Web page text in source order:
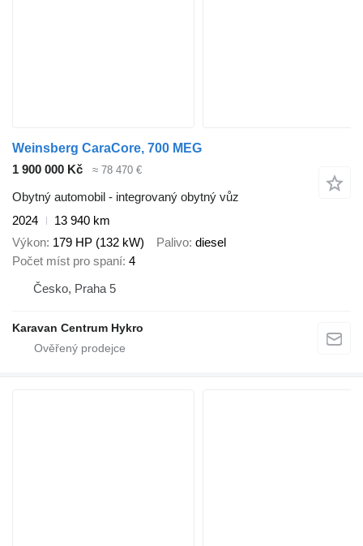
Weinsberg CaraCore, 700 MEG
1 900 000 Kč
≈ 78 470 €
Obytný automobil - integrovaný obytný vůz
2024
13 940 km
Výkon 179 HP (132 kW) Palivo diesel
Počet míst pro spaní 4
Česko, Praha 5
Karavan Centrum Hykro